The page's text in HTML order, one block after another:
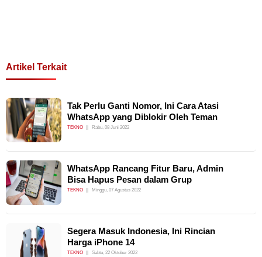
Artikel Terkait
Tak Perlu Ganti Nomor, Ini Cara Atasi
WhatsApp yang Diblokir Oleh Teman
TEKNO Rabu, 08 Juni 2022
WhatsApp Rancang Fitur Baru, Admin
Bisa Hapus Pesan dalam Grup
TEKNO Minggu, 07 Agustus 2022
Segera Masuk Indonesia, Ini Rincian
Harga iPhone 14
TEKNO Sabtu, 22 Oktober 2022